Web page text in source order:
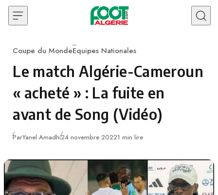
Skip to content
Category
Coupe du MondeEquipes Nationales
Le match Algérie-Cameroun
« acheté » : La fuite en
avant de Song (Vidéo)
ParYanel AmadhiPublié
24 novembre 20221 min lire